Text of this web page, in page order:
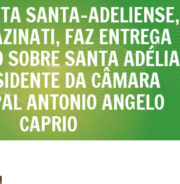
SANTA-ADELIENSE,
FAZ ENTREGA
SOBRE SANTA ADÉLIA
DA CÂMARA
ANTONIO ANGELO
CAPRIO